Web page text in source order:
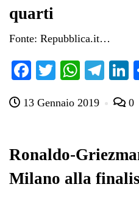
quarti
Fonte: Repubblica.it…
Fa
bo
T
tte
W
ts
pp
Te
gr
m
13 Gennaio 2019 0
Ronaldo-
Milano alla